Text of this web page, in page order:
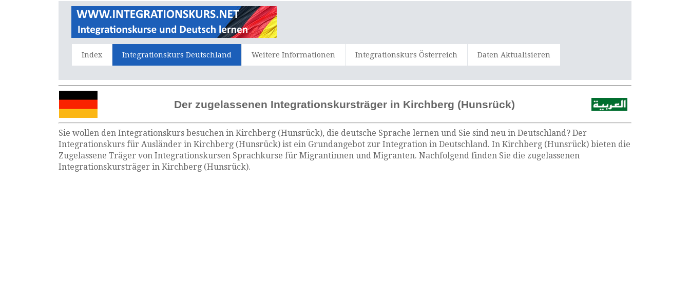
Index Integrationskurs Deutschland Weitere Informationen Integrationskurs Österreich Daten Aktualisieren
Der zugelassenen Integrationskursträger in Kirchberg (Hunsrück)
Sie wollen den Integrationskurs besuchen in Kirchberg (Hunsrück), die deutsche Sprache lernen und Sie sind neu in Deutschland? Der
Integrationskurs für Ausländer in Kirchberg (Hunsrück) ist ein Grundangebot zur Integration in Deutschland. In Kirchberg (Hunsrück) bieten die
Zugelassene Träger von Integrationskursen Sprachkurse für Migrantinnen und Migranten. Nachfolgend finden Sie die zugelassenen
Integrationskursträger in Kirchberg (Hunsrück).